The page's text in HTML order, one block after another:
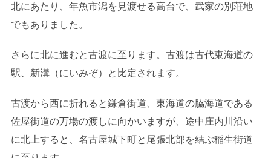
北にあたり、年魚市潟を見渡せる高台で、武家の別荘地
でもありました。
さらに北に進むと古渡に至ります。古渡は古代東海道の
駅、新溝（にいみぞ）と比定されます。
古渡から西に折れると鎌倉街道、東海道の脇海道である
佐屋街道の万場の渡しに向かいますが、途中庄内川沿い
に北上すると、名古屋城下町と尾張北部を結ぶ稲生街道